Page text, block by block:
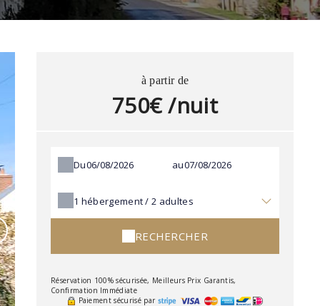
à partir de
750€ /nuit
Du au
1 hébergement /2 adultes
RECHERCHER
Réservation 100% sécurisée, Meilleurs Prix Garantis,
Confirmation Immédiate
Paiement sécurisé par